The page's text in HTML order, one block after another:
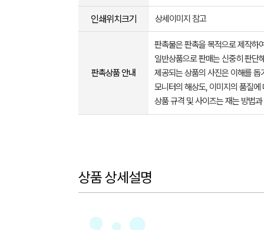
인쇄위치크기 상세이미지 참고
판촉상품 안내
판촉물은 판촉을 목적으로 제작하
일반상품으로 판매는 신중히 판단
제공되는 상품의 사진은 이해를
모니터의 해상도, 이미지의 품질
상품 규격 및 사이즈는 재는 방법
상품 상세설명